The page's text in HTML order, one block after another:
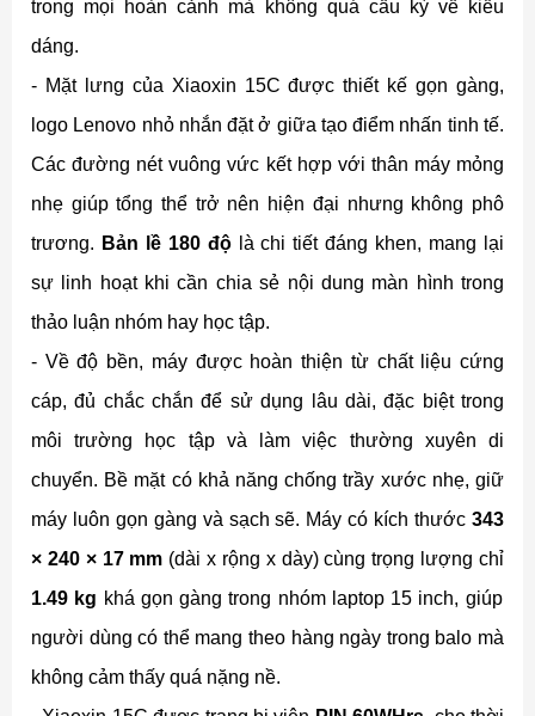
trong mọi hoàn cảnh mà không quá cầu kỳ về kiểu
dáng.
- Mặt lưng của Xiaoxin 15C được thiết kế gọn gàng,
logo Lenovo nhỏ nhắn đặt ở giữa tạo điểm nhấn tinh tế.
Các đường nét vuông vức kết hợp với thân máy mỏng
nhẹ giúp tổng thể trở nên hiện đại nhưng không phô
trương. Bản lề 180 độlà chi tiết đáng khen, mang lại
sự linh hoạt khi cần chia sẻ nội dung màn hình trong
thảo luận nhóm hay học tập.
- Về độ bền, máy được hoàn thiện từ chất liệu cứng
cáp, đủ chắc chắn để sử dụng lâu dài, đặc biệt trong
môi trường học tập và làm việc thường xuyên di
chuyển. Bề mặt có khả năng chống trầy xước nhẹ, giữ
máy luôn gọn gàng và sạch sẽ. Máy có kích thước 343
× 240 × 17 mm (dài x rộng x dày) cùng trọng lượng chỉ
1.49 kg khá gọn gàng trong nhóm laptop 15 inch, giúp
người dùng có thể mang theo hàng ngày trong balo mà
không cảm thấy quá nặng nề.